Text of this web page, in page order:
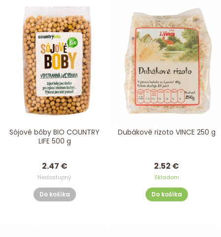
Sójové bôby BIO COUNTRY
LIFE 500 g
2.47 €
Nedostupný
Do košíka
Dubákové rizoto VINCE 250 g
2.52 €
Skladom
Do košíka